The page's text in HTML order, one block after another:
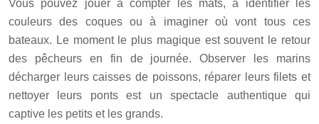
Vous pouvez jouer à compter les mâts, à identifier les
couleurs des coques ou à imaginer où vont tous ces
bateaux. Le moment le plus magique est souvent le retour
des pêcheurs en fin de journée. Observer les marins
décharger leurs caisses de poissons, réparer leurs filets et
nettoyer leurs ponts est un spectacle authentique qui
captive les petits et les grands.